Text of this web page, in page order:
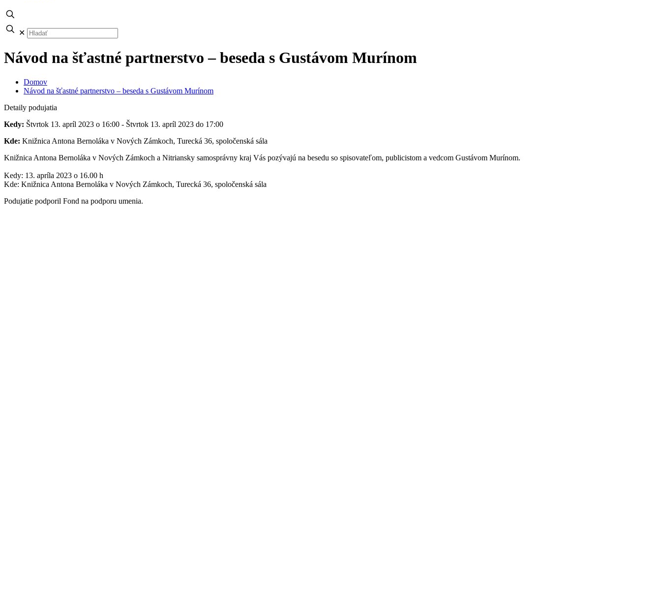
✕
Návod na šťastné partnerstvo – beseda s Gustávom Murínom
Domov
Návod na šťastné partnerstvo – beseda s Gustávom Murínom
Detaily podujatia
Kedy: Štvrtok 13. apríl 2023 o 16:00 - Štvrtok 13. apríl 2023 do 17:00
Kde: Knižnica Antona Bernoláka v Nových Zámkoch, Turecká 36, spoločenská sála
Knižnica Antona Bernoláka v Nových Zámkoch a Nitriansky samosprávny kraj Vás pozývajú na besedu so spisovateľom, publicistom a vedcom Gustávom Murínom.
Kedy: 13. apríla 2023 o 16.00 h
Kde: Knižnica Antona Bernoláka v Nových Zámkoch, Turecká 36, spoločenská sála
Podujatie podporil Fond na podporu umenia.